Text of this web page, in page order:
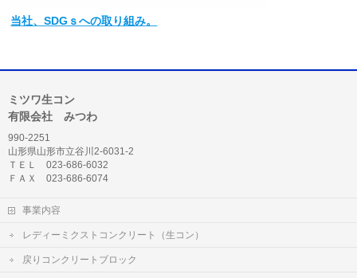
当社、SDGｓへの取り組み。
ミツワ生コン
有限会社 みつわ
990-2251
山形県山形市立谷川2-6031-2
ＴＥＬ 023-686-6032
ＦＡＸ 023-686-6074
事業内容
レディーミクストコンクリート（生コン）
戻りコンクリートブロック